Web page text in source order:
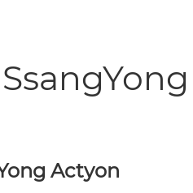
Actyon